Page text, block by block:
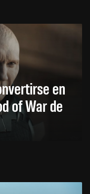
en
of War de